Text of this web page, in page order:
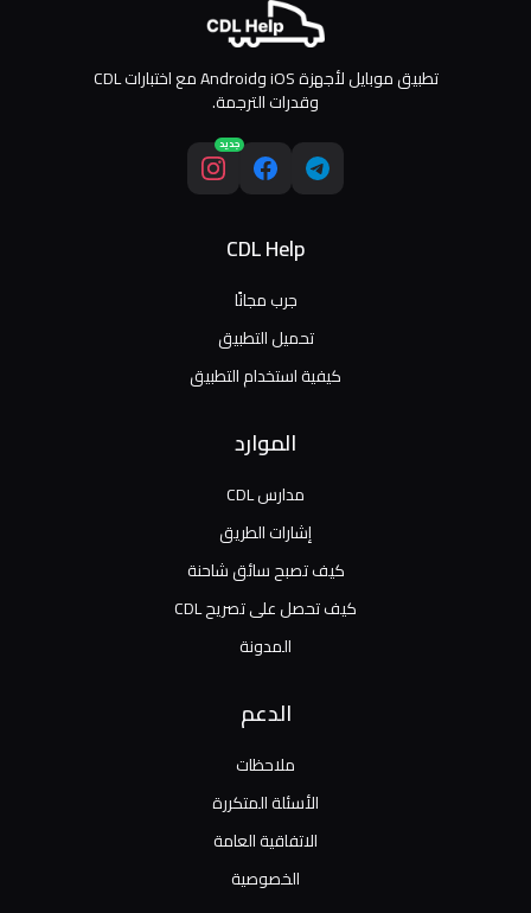
تطبيق موبايل لأجهزة iOS وAndroid مع اختبارات CDL
وقدرات الترجمة.
جديد
CDL Help
جرب مجانًا
تحميل التطبيق
كيفية استخدام التطبيق
الموارد
مدارس CDL
إشارات الطريق
كيف تصبح سائق شاحنة
كيف تحصل على تصريح CDL
المدونة
الدعم
ملاحظات
الأسئلة المتكررة
الاتفاقية العامة
الخصوصية